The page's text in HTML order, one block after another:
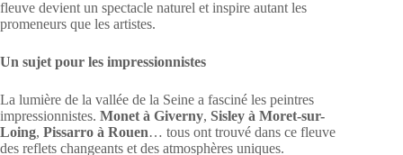
fleuve devient un spectacle naturel et inspire autant les
promeneurs que les artistes.
Un sujet pour les impressionnistes
La lumière de la vallée de la Seine a fasciné les peintres
impressionnistes. Monet à Giverny, Sisley à Moret-sur-
Loing, Pissarro à Rouen… tous ont trouvé dans ce fleuve
des reflets changeants et des atmosphères uniques.